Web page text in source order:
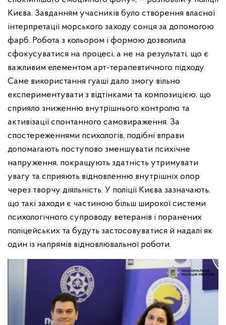
Києва. Завданням учасників було створення власної
інтерпретації морського заходу сонця за допомогою
фарб. Робота з кольором і формою дозволила
сфокусуватися на процесі, а не на результаті, що є
важливим елементом арт-терапевтичного підходу.
Саме використання гуаші дало змогу вільно
експериментувати з відтінками та композицією, що
сприяло зниженню внутрішнього контролю та
активізації спонтанного самовираження. За
спостереженнями психологів, подібні вправи
допомагають поступово зменшувати психічне
напруження, покращують здатність утримувати
увагу та сприяють відновленню внутрішніх опор
через творчу діяльність. У поліції Києва зазначають,
що такі заходи є частиною більш широкої системи
психологічного супроводу ветеранів і поранених
поліцейських та будуть застосовуватися й надалі як
один із напрямів відновлювальної роботи.